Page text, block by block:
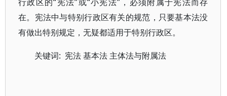
在。宪法中与特别行政区有关的规范，只要基本法没
有做出特别规定，无疑都适用于特别行政区。
关键词: 宪法 基本法 主体法与附属法